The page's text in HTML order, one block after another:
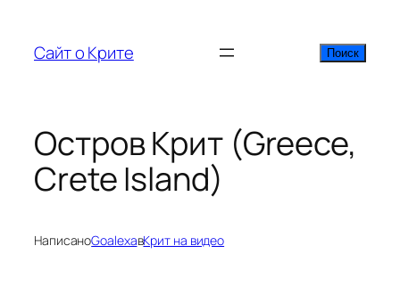
содержимому
Сайт о Крите Поиск
Поиск
Остров Крит (Greece,
Crete Island)
НаписаноGoalexaвКрит на видео